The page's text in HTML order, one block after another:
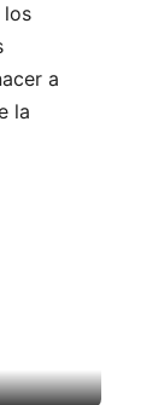
los
a
la